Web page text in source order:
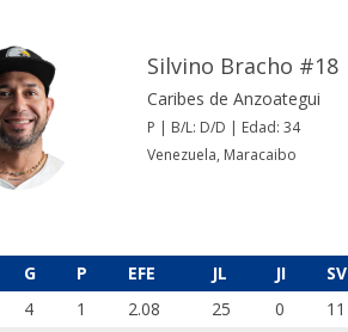
Silvino Bracho #18
Caribes de Anzoategui
P | B/L: D/D | Edad: 34
Venezuela, Maracaibo
G P EFE JL JI SV
4 1 2.08 25 0 11